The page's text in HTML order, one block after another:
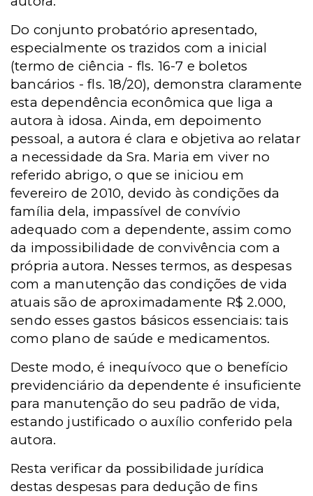
Do conjunto probatório apresentado,
especialmente os trazidos com a inicial
(termo de ciência - fls. 16-7 e boletos
bancários - fls. 18/20), demonstra claramente
esta dependência econômica que liga a
autora à idosa. Ainda, em depoimento
pessoal, a autora é clara e objetiva ao relatar
a necessidade da Sra. Maria em viver no
referido abrigo, o que se iniciou em
fevereiro de 2010, devido às condições da
família dela, impassível de convívio
adequado com a dependente, assim como
da impossibilidade de convivência com a
própria autora. Nesses termos, as despesas
com a manutenção das condições de vida
atuais são de aproximadamente R$ 2.000,
sendo esses gastos básicos essenciais: tais
como plano de saúde e medicamentos.
Deste modo, é inequívoco que o benefício
previdenciário da dependente é insuficiente
para manutenção do seu padrão de vida,
estando justificado o auxílio conferido pela
autora.
Resta verificar da possibilidade jurídica
destas despesas para dedução de fins